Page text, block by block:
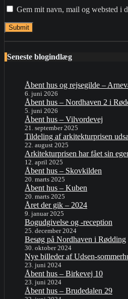
Gem mit navn, mail og websted i
Seneste blogindlæg
Åbent hus og rejsegilde –
6. juni 2026
Åbent hus – Nordhaven 2 i
5. juni 2026
Åbent hus – Vilvordevej
21. september 2025
Tildeling af arkitekturprisen
22. august 2025
Arkitekturprisen har fået sin
12. april 2025
Åbent hus – Skovkilden
20. marts 2025
Åbent hus – Kuben
20. marts 2025
Året der gik – 2024
9. januar 2025
Bogudgivelse og -reception
25. december 2024
Besøg på Nordhaven i Rødding
30. oktober 2024
Nye billeder af Udsen-
23. juni 2024
Åbent hus – Birkevej 10
23. juni 2024
Åbent hus – Brudedalen 29